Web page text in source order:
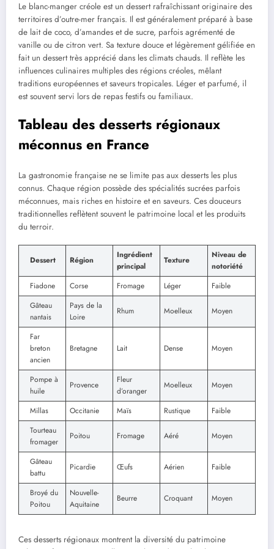
Le blanc-manger créole est un dessert rafraîchissant originaire des
territoires d’outre-mer français. Il est généralement préparé à base
de lait de coco, d’amandes et de sucre, parfois agrémenté de
vanille ou de citron vert. Sa texture douce et légèrement gélifiée en
fait un dessert très apprécié dans les climats chauds. Il reflète les
influences culinaires multiples des régions créoles, mêlant
traditions européennes et saveurs tropicales. Léger et parfumé, il
est souvent servi lors de repas festifs ou familiaux.
Tableau des desserts régionaux
méconnus en France
La gastronomie française ne se limite pas aux desserts les plus
connus. Chaque région possède des spécialités sucrées parfois
méconnues, mais riches en histoire et en saveurs. Ces douceurs
traditionnelles reflètent souvent le patrimoine local et les produits
du terroir.
Dessert Région
Ingrédient
principal
Texture
Niveau de
notoriété
Fiadone
Corse Fromage Léger
Faible
Gâteau
nantais
Pays de la
Loire
Rhum Moelleux Moyen
Far
breton
ancien
Bretagne Lait Dense Moyen
Pompe à
huile
Provence
Fleur
d’oranger
Moelleux Moyen
Millas Occitanie Maïs Rustique
Faible
Tourteau
fromager
Poitou Fromage Aéré Moyen
Gâteau
battu
Picardie Œufs Aérien Faible
Broyé du
Poitou
Nouvelle-
Aquitaine
Beurre Croquant Moyen
Ces desserts régionaux montrent la diversité du patrimoine